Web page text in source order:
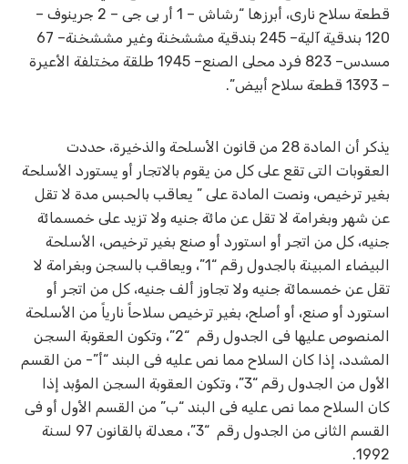
قطعة سلاح نارى، أبرزها “رشاش – 1 أر بى جى – 2 جرينوف –
120 بندقية آلية– 245 بندقية مششخنة وغير مششخنة– 67
مسدس– 823 فرد محلى الصنع– 1945 طلقة مختلفة الأعيرة
– 1393 قطعة سلاح أبيض”.
يذكر أن المادة 28 من قانون الأسلحة والذخيرة، حددت
العقوبات التى تقع على كل من يقوم بالاتجار أو يستورد الأسلحة
بغير ترخيص، ونصت المادة على ” يعاقب بالحبس مدة لا تقل
عن شهر وبغرامة لا تقل عن مائة جنيه ولا تزيد على خمسمائة
جنيه، كل من اتجر أو استورد أو صنع بغير ترخيص، الأسلحة
البيضاء المبينة بالجدول رقم “1”، ويعاقب بالسجن وبغرامة لا
تقل عن خمسمائة جنيه ولا تجاوز ألف جنيه، كل من اتجر أو
استورد أو صنع، أو أصلح، بغير ترخيص سلاحاً نارياً من الأسلحة
المنصوص عليها فى الجدول رقم “2”، وتكون العقوبة السجن
المشدد، إذا كان السلاح مما نص عليه فى البند “أ”- من القسم
الأول من الجدول رقم “3”، وتكون العقوبة السجن المؤبد إذا
كان السلاح مما نص عليه فى البند “ب” من القسم الأول أو فى
القسم الثانى من الجدول رقم “3”، معدلة بالقانون 97 لسنة
1992.